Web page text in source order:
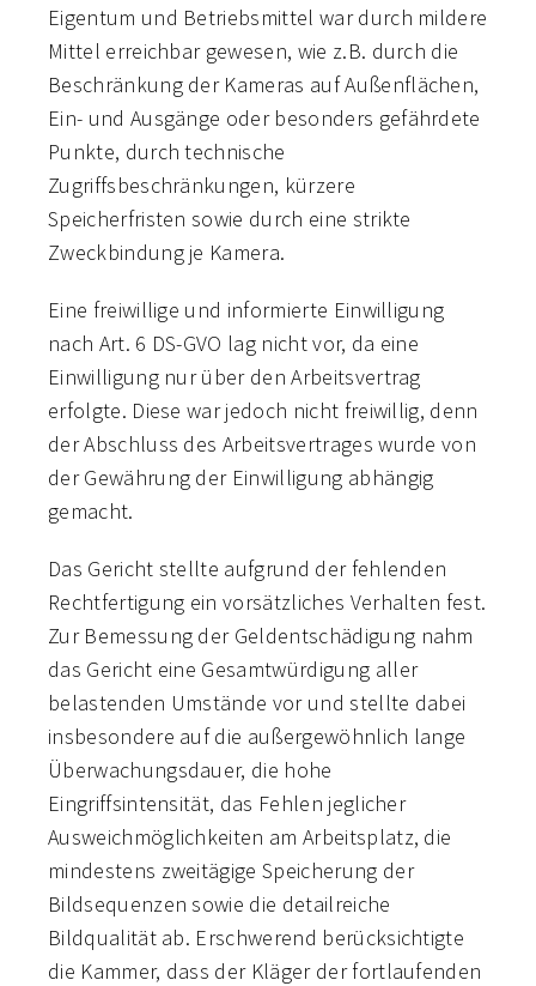
Eigentum und Betriebsmittel war durch mildere
Mittel erreichbar gewesen, wie z.B. durch die
Beschränkung der Kameras auf Außenflächen,
Ein- und Ausgänge oder besonders gefährdete
Punkte, durch technische
Zugriffsbeschränkungen, kürzere
Speicherfristen sowie durch eine strikte
Zweckbindung je Kamera.
Eine freiwillige und informierte Einwilligung
nach Art. 6 DS-GVO lag nicht vor, da eine
Einwilligung nur über den Arbeitsvertrag
erfolgte. Diese war jedoch nicht freiwillig, denn
der Abschluss des Arbeitsvertrages wurde von
der Gewährung der Einwilligung abhängig
gemacht.
Das Gericht stellte aufgrund der fehlenden
Rechtfertigung ein vorsätzliches Verhalten fest.
Zur Bemessung der Geldentschädigung nahm
das Gericht eine Gesamtwürdigung aller
belastenden Umstände vor und stellte dabei
insbesondere auf die außergewöhnlich lange
Überwachungsdauer, die hohe
Eingriffsintensität, das Fehlen jeglicher
Ausweichmöglichkeiten am Arbeitsplatz, die
mindestens zweitägige Speicherung der
Bildsequenzen sowie die detailreiche
Bildqualität ab. Erschwerend berücksichtigte
die Kammer, dass der Kläger der fortlaufenden